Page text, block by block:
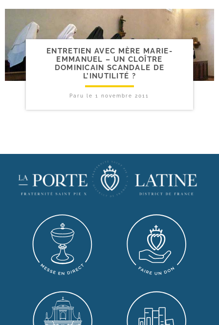
ENTRETIEN AVEC MÈRE MARIE-​
EMMANUEL – UN CLOÎTRE
DOMINICAIN SCANDALE DE
L’INUTILITÉ ?
Paru le1 novembre 2011